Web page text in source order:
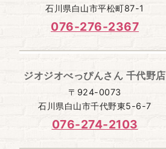
石川県白山市平松町87-1
076-276-2367
ジオジオべっぴんさん 千代野店
〒924-0073
石川県白山市千代野東5-6-7
076-274-2103